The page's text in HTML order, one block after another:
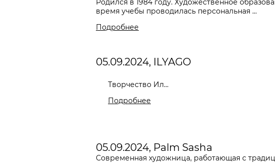
Родился в 1984 году. Художественное
время учебы проводилась персональная ...
Подробнее
05.09.2024, ILYAGO
Творчество Ил...
Подробнее
05.09.2024, Palm Sasha
Современная художница, работающая с